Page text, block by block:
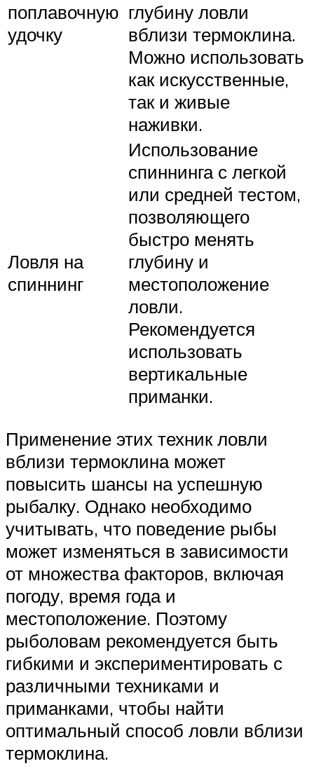
поплавочную
удочку
глубину ловли
вблизи термоклина.
Можно использовать
как искусственные,
так и живые
наживки.
Ловля на
спиннинг
Использование
спиннинга с легкой
или средней тестом,
позволяющего
быстро менять
глубину и
местоположение
ловли.
Рекомендуется
использовать
вертикальные
приманки.
Применение этих техник ловли
вблизи термоклина может
повысить шансы на успешную
рыбалку. Однако необходимо
учитывать, что поведение рыбы
может изменяться в зависимости
от множества факторов, включая
погоду, время года и
местоположение. Поэтому
рыболовам рекомендуется быть
гибкими и экспериментировать с
различными техниками и
приманками, чтобы найти
оптимальный способ ловли вблизи
термоклина.